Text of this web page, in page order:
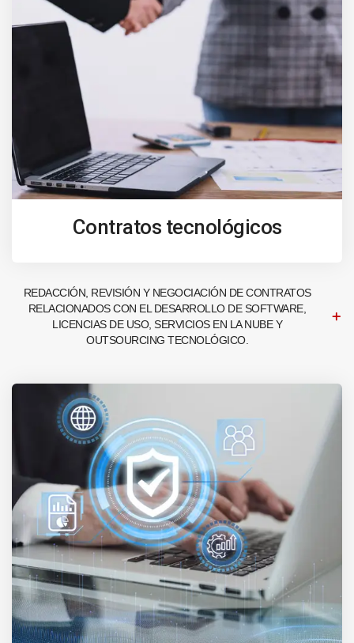
Contratos tecnológicos
REDACCIÓN, REVISIÓN Y NEGOCIACIÓN DE CONTRATOS
RELACIONADOS CON EL DESARROLLO DE SOFTWARE,
LICENCIAS DE USO, SERVICIOS EN LA NUBE Y
OUTSOURCING TECNOLÓGICO.